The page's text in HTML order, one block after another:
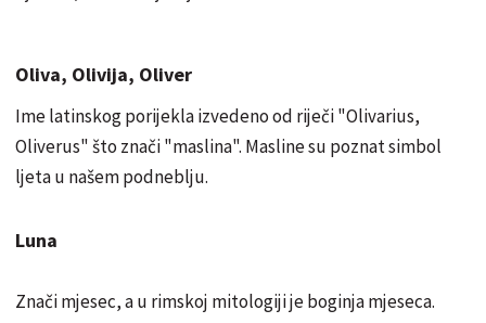
Oliva, Olivija, Oliver
Ime latinskog porijekla izvedeno od riječi "Olivarius,
Oliverus" što znači "maslina". Masline su poznat simbol
ljeta u našem podneblju.
Luna
Znači mjesec, a u rimskoj mitologiji je boginja mjeseca.